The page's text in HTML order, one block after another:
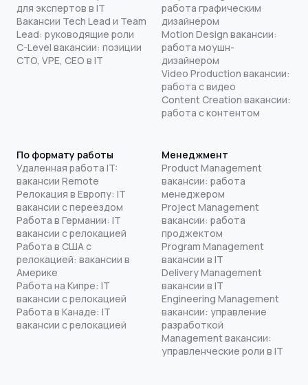
для экспертов в IT
Вакансии Tech Lead и Team
Lead: руководящие роли
C-Level вакансии: позиции
CTO, VPE, CEO в IT
работа графическим
дизайнером
Motion Design вакансии:
работа моушн-
дизайнером
Video Production вакансии:
работа с видео
Content Creation вакансии:
работа с контентом
По формату работы
Удаленная работа IT:
вакансии Remote
Релокация в Европу: IT
вакансии с переездом
Работа в Германии: IT
вакансии с релокацией
Работа в США с
релокацией: вакансии в
Америке
Работа на Кипре: IT
вакансии с релокацией
Работа в Канаде: IT
вакансии с релокацией
Менеджмент
Product Management
вакансии: работа
менеджером
Project Management
вакансии: работа
проджектом
Program Management
вакансии в IT
Delivery Management
вакансии в IT
Engineering Management
вакансии: управление
разработкой
Management вакансии:
управленческие роли в IT